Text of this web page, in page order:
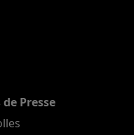
Presse